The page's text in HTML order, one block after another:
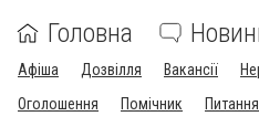
Головна
Афіша Дозвілля Вакансії
Оголошення
Помічник